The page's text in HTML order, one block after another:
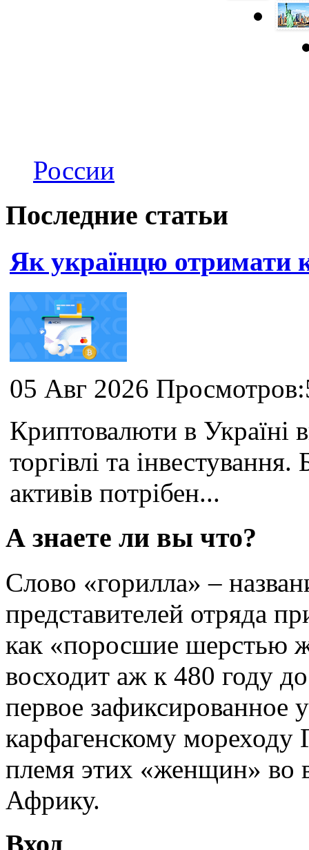
России
Последние статьи
Як українцю отримати
05 Авг 2026
Криптовалюти в Україні
торгівлі та
активів потрібен...
А знаете ли вы что?
Слово «горилла» –
представителей отряда
как «поросшие шерстью
восходит аж к 480 году
первое зафиксированное
карфагенскому мореходу
племя этих «женщин» во
Африку.